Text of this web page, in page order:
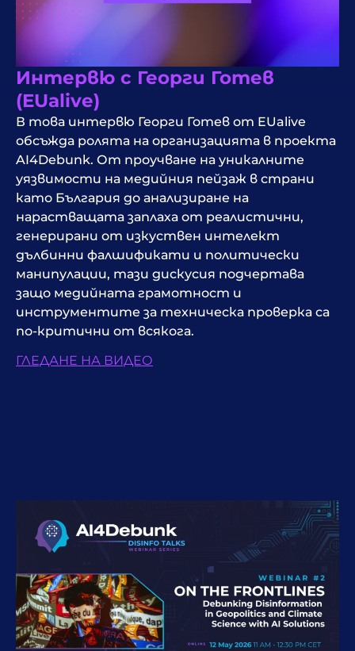
Интервю с Георги Готев
(EUalive)
В това интервю Георги Готев от EUalive
обсъжда ролята на организацията в проекта
AI4Debunk. От проучване на уникалните
уязвимости на медийния пейзаж в страни
като България до анализиране на
нарастващата заплаха от реалистични,
генерирани от изкуствен интелект
дълбинни фалшификати и политически
манипулации, тази дискусия подчертава
защо медийната грамотност и
инструментите за техническа проверка са
по-критични от всякога.
ГЛЕДАНЕ НА ВИДЕО